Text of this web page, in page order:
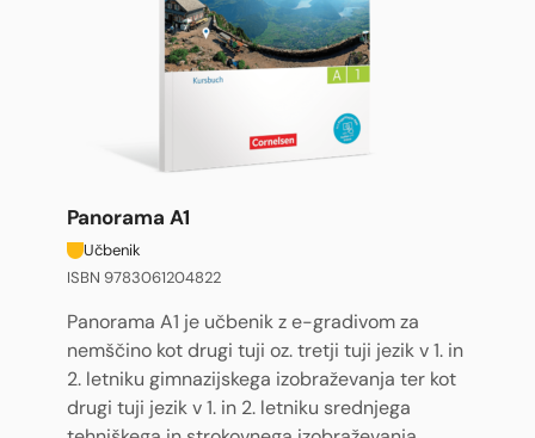
Panorama A1
Učbenik
ISBN 9783061204822
Panorama A1 je učbenik z e-gradivom za
nemščino kot drugi tuji oz. tretji tuji jezik v 1. in
2. letniku gimnazijskega izobraževanja ter kot
drugi tuji jezik v 1. in 2. letniku srednjega